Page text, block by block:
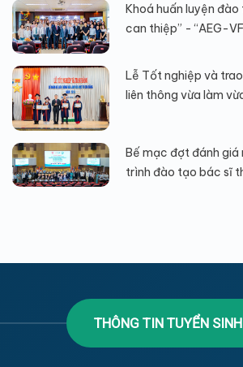
Khoá huấn luyện đào
can thiệp” - “AEG-
Lễ Tốt nghiệp và
liên thông vừa làm
Bế mạc đợt đánh
trình đào tạo bác sĩ
THÔNG TIN TUYỂN SINH